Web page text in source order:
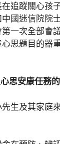
追蹤關心孩
國迷信院院
一次全部會
思題目的器
思安康任務
生及其家庭